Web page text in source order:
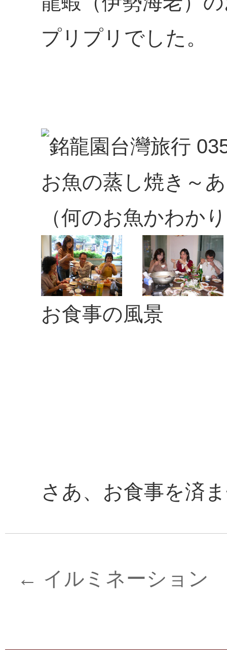
プリプリでした。
お魚の蒸し焼き～
（何のお魚かわか
お食事の風景
さあ、お食事を済
← イルミネーション